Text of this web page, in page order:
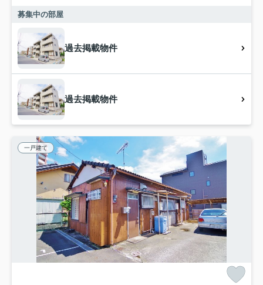
募集中の部屋
過去掲載物件
過去掲載物件
一戸建て